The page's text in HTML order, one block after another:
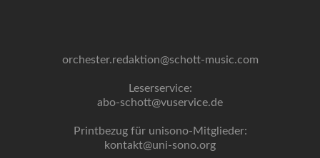
orchester.redaktion@schott-music.com
Leserservice:
abo-schott@vuservice.de
Printbezug für unisono-Mitglieder:
kontakt@uni-sono.org